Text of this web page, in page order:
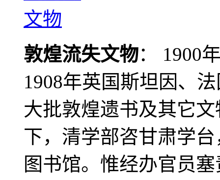
敦煌流失文物： 1900
1908年英国斯坦因、
大批敦煌遗书及其它
下，清学部咨甘肃学
图书馆。惟经办官员